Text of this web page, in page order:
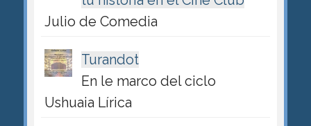
Julio de Comedia
Turandot
En le marco del ciclo
Ushuaia Lírica